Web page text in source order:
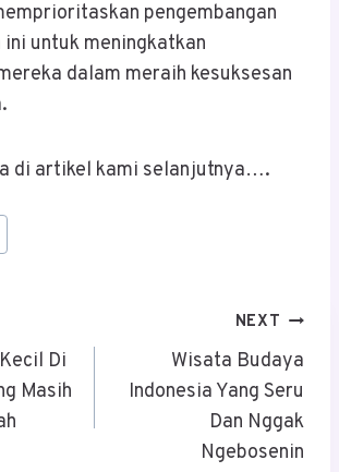
pengembangan
untuk meningkatkan
dalam meraih kesuksesan
di artikel kami selanjutnya….
Di
Masih
NEXT
Wisata Budaya
Indonesia Yang Seru
Dan Nggak
Ngebosenin